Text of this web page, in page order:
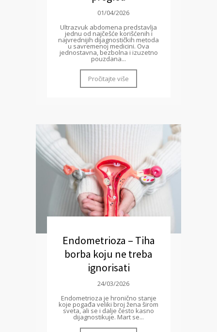
01/04/2026
Ultrazvuk abdomena predstavlja
jednu od najčešće korišćenih i
najvrednijih dijagnostičkih metoda
u savremenoj medicini. Ova
jednostavna, bezbolna i izuzetno
pouzdana...
Pročitajte više
Endometrioza – Tiha
borba koju ne treba
ignorisati
24/03/2026
Endometrioza je hronično stanje
koje pogađa veliki broj žena širom
sveta, ali se i dalje često kasno
dijagnostikuje. Mart se...